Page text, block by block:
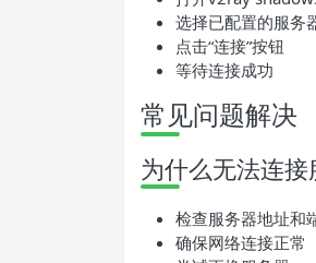
选择已配置的服务
点击“连接”按钮
等待连接成功
常见问题解决
为什么无法连接
检查服务器地址和
确保网络连接正常